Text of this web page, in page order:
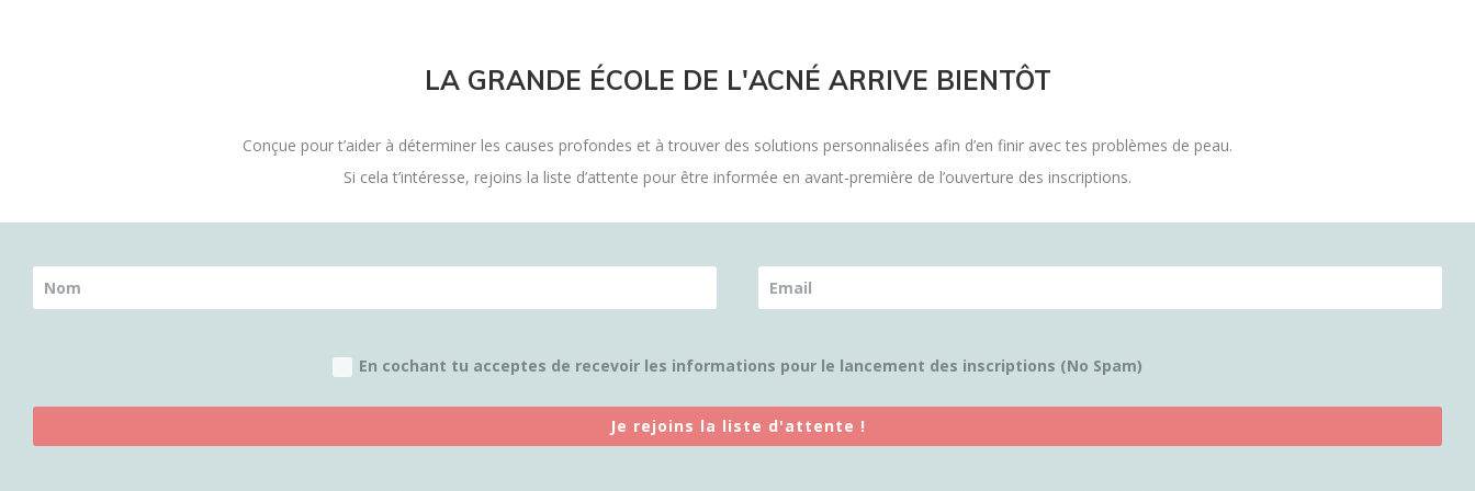
LA GRANDE ÉCOLE DE L'ACNÉ ARRIVE BIENTÔT
Conçue pour t’aider à déterminer les causes profondes et à trouver des solutions personnalisées afin d’en finir avec tes problèmes de peau.
Si cela t’intéresse, rejoins la liste d’attente pour être informée en avant-première de l’ouverture des inscriptions.
En cochant tu acceptes de recevoir les informations pour le lancement des inscriptions (No Spam)
Je rejoins la liste d'attente !